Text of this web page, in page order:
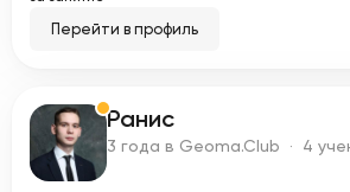
Перейти в профиль
Р Ранис
3 года в Geoma.Club · 4